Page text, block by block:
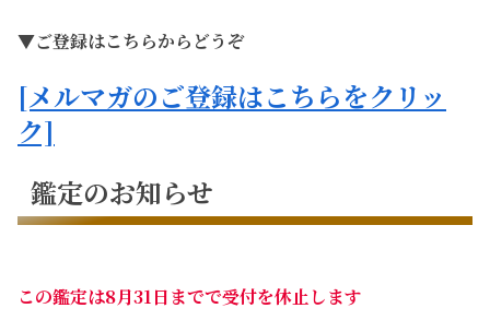
▼ご登録はこちらからどうぞ
[メルマガのご登録はこちらをクリッ
ク]
鑑定のお知らせ
この鑑定は8月31日までで受付を休止します